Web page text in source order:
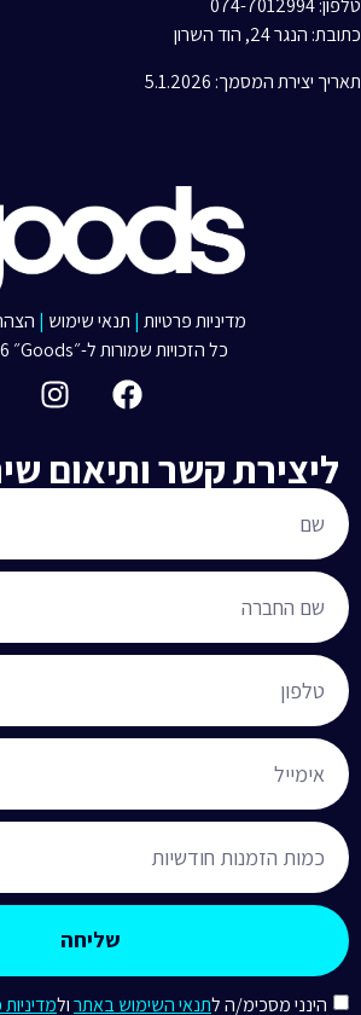
טלפון: 074-7012994
כתובת: הנגר 24, הוד השרון
תאריך יצירת המסמך: 5.1.2026
מדיניות פרטיות | תנאי שימוש |
כל הזכויות שמורות ל-״Goods״ 2026©
ליצירת קשר ותיאום
הינני מסכימ/ה לתנאי השימוש באתרול
שליחה